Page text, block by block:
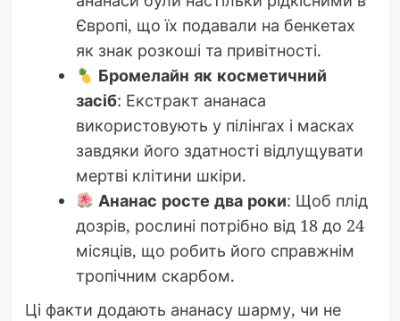
Європі, що їх подавали на бенкетах
як знак розкоші та привітності.
Бромелайн як косметичний
засіб: Екстракт ананаса
використовують у пілінгах і масках
завдяки його здатності відлущувати
мертві клітини шкіри.
Ананас росте два роки: Щоб плід
дозрів, рослині потрібно від 18 до 24
місяців, що робить його справжнім
тропічним скарбом.
Ці факти додають ананасу шарму, чи не